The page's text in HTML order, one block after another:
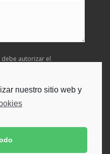
nuestro sitio web y
autorizar el